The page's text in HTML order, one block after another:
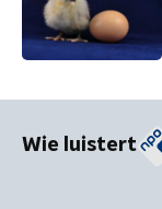
Wie luistert